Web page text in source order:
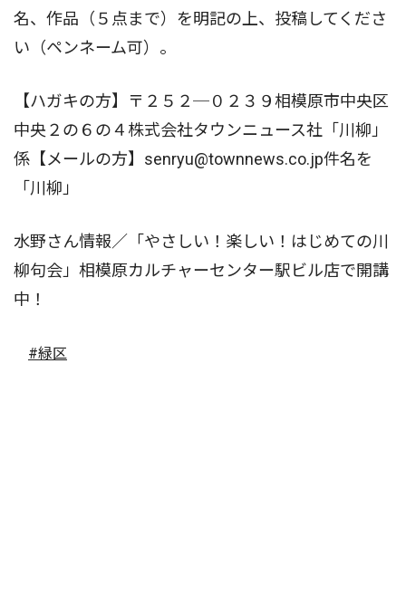
名、作品（５点まで）を明記の上、投稿してくださ
い（ペンネーム可）。
【ハガキの方】〒２５２─０２３９相模原市中央区
中央２の６の４株式会社タウンニュース社「川柳」
係【メールの方】senryu@townnews.co.jp件名を
「川柳」
水野さん情報／「やさしい！楽しい！はじめての川
柳句会」相模原カルチャーセンター駅ビル店で開講
中！
#緑区